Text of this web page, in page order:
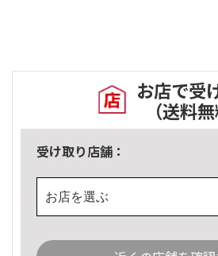
お店で受
（送料無
受け取り店舗：
お店を選ぶ